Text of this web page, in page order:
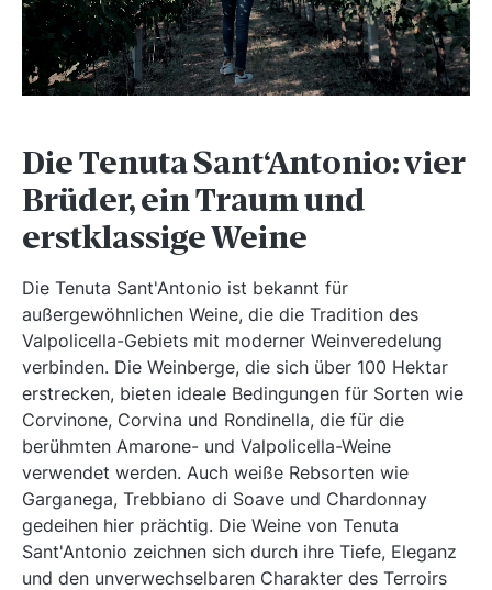
Die Tenuta Sant‘Antonio: vier
Brüder, ein Traum und
erstklassige Weine
Die Tenuta Sant'Antonio ist bekannt für
außergewöhnlichen Weine, die die Tradition des
Valpolicella-Gebiets mit moderner Weinveredelung
verbinden. Die Weinberge, die sich über 100 Hektar
erstrecken, bieten ideale Bedingungen für Sorten wie
Corvinone, Corvina und Rondinella, die für die
berühmten Amarone- und Valpolicella-Weine
verwendet werden. Auch weiße Rebsorten wie
Garganega, Trebbiano di Soave und Chardonnay
gedeihen hier prächtig. Die Weine von Tenuta
Sant'Antonio zeichnen sich durch ihre Tiefe, Eleganz
und den unverwechselbaren Charakter des Terroirs